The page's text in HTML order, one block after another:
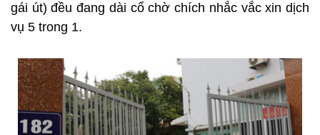
gái út) đều đang dài cổ chờ chích nhắc vắc xin dịch
vụ 5 trong 1.